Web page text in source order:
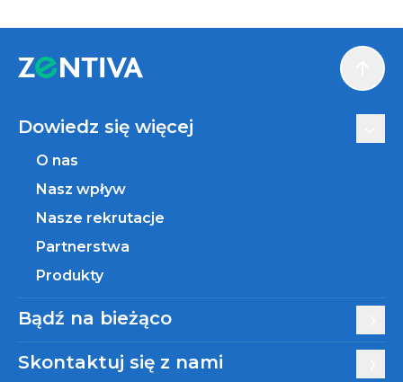
Dowiedz się więcej
O nas
Nasz wpływ
Nasze rekrutacje
Partnerstwa
Produkty
Bądź na bieżąco
Skontaktuj się z nami